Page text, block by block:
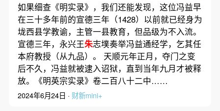
如果细查《明实录》，我们还能发现，这位冯益早
在三十多年前的宣德三年（1428）以前就已经身为
垅西县学教谕，主管一县教育，但品级为不入流。
宣德三年，永兴王朱志墣奏举冯益通经学，乞其任
本府教授（从九品）。 天顺元年正月，夺门之变
后不久，冯益就被逮入诏狱，直到当年九月才被释
放。《明英宗实录》卷二百八十二中……
2024年6月24日 · 财新mini+